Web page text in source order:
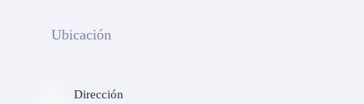
Ubicación
Dirección